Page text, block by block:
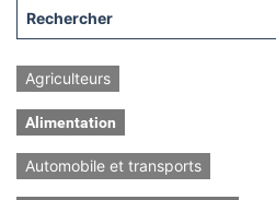
Agriculteurs
Alimentation
Automobile et transports